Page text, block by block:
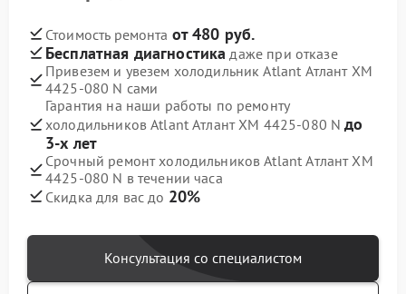
Стоимость ремонта от 480 руб.
Бесплатная диагностика даже при отказе
Привезем и увезем холодильник Atlant Атлант ХМ
4425-080 N сами
Гарантия на наши работы по ремонту
холодильников Atlant Атлант ХМ 4425-080 Nдо
3-х лет
Срочный ремонт холодильников Atlant Атлант ХМ
4425-080 N в течении часа
Скидка для вас до 20%
Консультация со специалистом